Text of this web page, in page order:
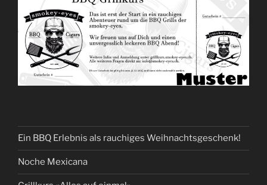
Ein BBQ Erlebnis als rauchiges Weihnachtsgeschenk!
Noche Mexicana